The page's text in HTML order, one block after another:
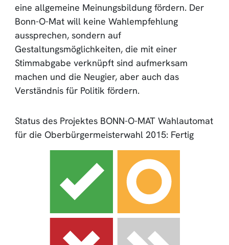
eine allgemeine Meinungsbildung fördern. Der
Bonn-O-Mat will keine Wahlempfehlung
aussprechen, sondern auf
Gestaltungsmöglichkeiten, die mit einer
Stimmabgabe verknüpft sind aufmerksam
machen und die Neugier, aber auch das
Verständnis für Politik fördern.
Status des Projektes BONN-O-MAT Wahlautomat
für die Oberbürgermeisterwahl 2015: Fertig